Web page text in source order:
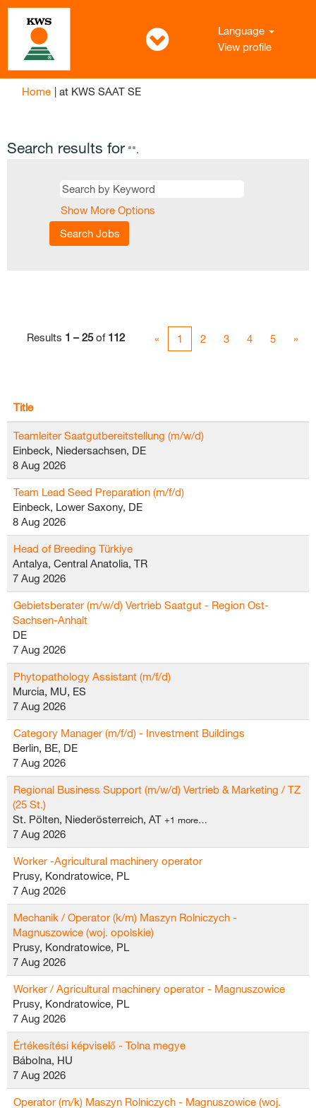
Language
View profile
Home | at KWS SAAT SE(current
Search results for "".
Show More Options
Results 1 – 25of 112 « 1 2 3 4 5 »
Title
Teamleiter Saatgutbereitstellung (m/w/d)
Einbeck, Niedersachsen, DE
8 Aug 2026
Team Lead Seed Preparation (m/f/d)
Einbeck, Lower Saxony, DE
8 Aug 2026
Head of Breeding Türkiye
Antalya, Central Anatolia, TR
7 Aug 2026
Gebietsberater (m/w/d) Vertrieb Saatgut - Region Ost-
Sachsen-Anhalt
DE
7 Aug 2026
Phytopathology Assistant (m/f/d)
Murcia, MU, ES
7 Aug 2026
Category Manager (m/f/d) - Investment Buildings
Berlin, BE, DE
7 Aug 2026
Regional Business Support (m/w/d) Vertrieb & Marketing / TZ
(25 St.)
St. Pölten, Niederösterreich, AT +1 more…
7 Aug 2026
Worker -Agricultural machinery operator
Prusy, Kondratowice, PL
7 Aug 2026
Mechanik / Operator (k/m) Maszyn Rolniczych -
Magnuszowice (woj. opolskie)
Prusy, Kondratowice, PL
7 Aug 2026
Worker / Agricultural machinery operator - Magnuszowice
Prusy, Kondratowice, PL
7 Aug 2026
Értékesítési képviselő - Tolna megye
Bábolna, HU
7 Aug 2026
Operator (m/k) Maszyn Rolniczych - Magnuszowice (woj.